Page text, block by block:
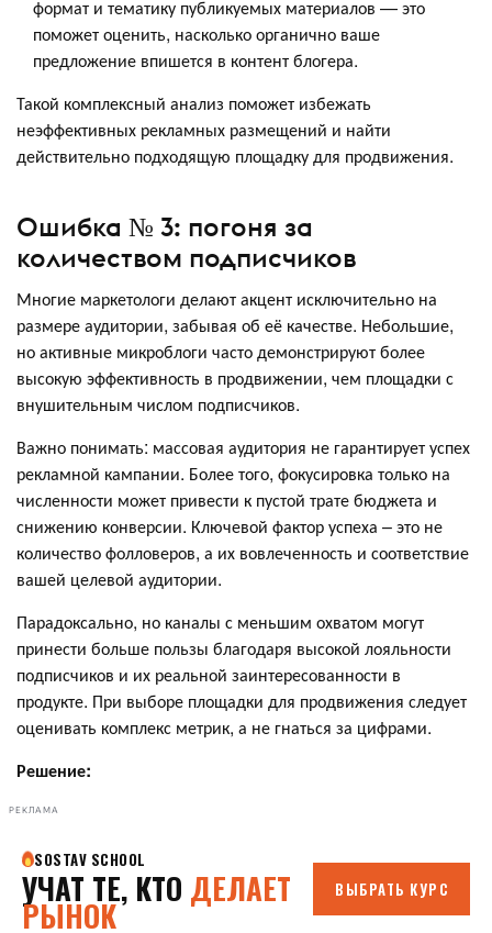
формат и тематику публикуемых материалов — это
поможет оценить, насколько органично ваше
предложение впишется в контент блогера.
Такой комплексный анализ поможет избежать
неэффективных рекламных размещений и найти
действительно подходящую площадку для продвижения.
Ошибка № 3: погоня за
количеством подписчиков
Многие маркетологи делают акцент исключительно на
размере аудитории, забывая об её качестве. Небольшие,
но активные микроблоги часто демонстрируют более
высокую эффективность в продвижении, чем площадки с
внушительным числом подписчиков.
Важно понимать: массовая аудитория не гарантирует успех
рекламной кампании. Более того, фокусировка только на
численности может привести к пустой трате бюджета и
снижению конверсии. Ключевой фактор успеха – это не
количество фолловеров, а их вовлеченность и соответствие
вашей целевой аудитории.
Парадоксально, но каналы с меньшим охватом могут
принести больше пользы благодаря высокой лояльности
подписчиков и их реальной заинтересованности в
продукте. При выборе площадки для продвижения следует
оценивать комплекс метрик, а не гнаться за цифрами.
Решение:
РЕКЛАМА